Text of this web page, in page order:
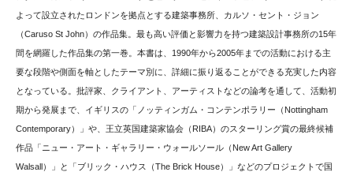
よって設立されたロンドンを拠点とする建築事務所、カルソ・セント・ジョン
（Caruso St John）の作品集。最も高い評価と影響力を持つ建築設計事務所の15年
間を網羅した作品集の第一巻。本書は、1990年から2005年までの活動における主
要な段階や側面を軸としたテーマ別に、詳細に振り返ることができる充実した内容
となっている。批評家、クライアント、アーティストなどの論考を通して、活動初
期から発展まで、イギリスの「ノッティンガム・コンテンポラリー（Nottingham
Contemporary）」や、王立英国建築家協会（RIBA）のスターリング賞の最終候補
作品「ニュー・アート・ギャラリー・ウォールソール（New Art Gallery
Walsall）」と「ブリック・ハウス（The Brick House）」などのプロジェクトで国